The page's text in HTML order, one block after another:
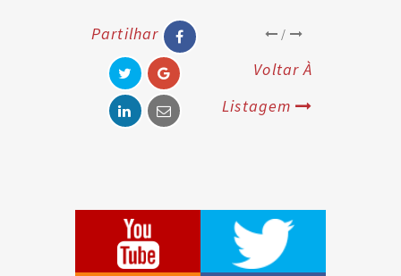
Partilhar /
Voltar À
Listagem